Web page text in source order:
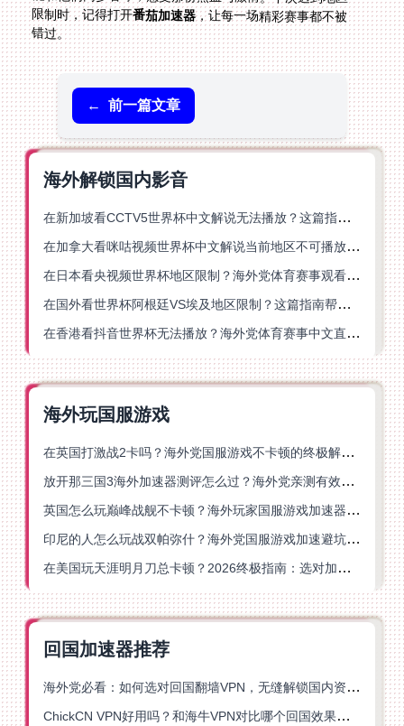
限制时，记得打开番茄加速器，让每一场精彩赛事都不被
错过。
← 前一篇文章
海外解锁国内影音
在新加坡看CCTV5世界杯中文解说无法播放？这篇指南帮你解锁海外体育直播自由
在加拿大看咪咕视频世界杯中文解说当前地区不可播放？这篇指南帮你一键解决
在日本看央视频世界杯地区限制？海外党体育赛事观看终极指南
在国外看世界杯阿根廷VS埃及地区限制？这篇指南帮你搞定中文直播+解说
在香港看抖音世界杯无法播放？海外党体育赛事中文直播终极指南
海外玩国服游戏
在英国打激战2卡吗？海外党国服游戏不卡顿的终极解决方案
放开那三国3海外加速器测评怎么过？海外党亲测有效的国服游戏加速指南
英国怎么玩巅峰战舰不卡顿？海外玩家国服游戏加速器终极指南
印尼的人怎么玩战双帕弥什？海外党国服游戏加速避坑指南
在美国玩天涯明月刀总卡顿？2026终极指南：选对加速器让你丝滑连招
回国加速器推荐
海外党必看：如何选对回国翻墙VPN，无缝解锁国内资源？
ChickCN VPN好用吗？和海牛VPN对比哪个回国效果更好？